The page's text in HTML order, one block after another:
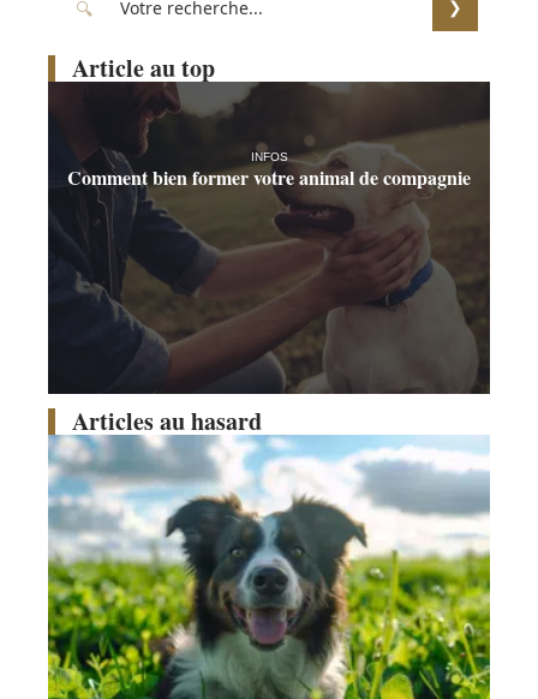
Article au top
INFOS
Comment bien former votre animal de compagnie
Articles au hasard